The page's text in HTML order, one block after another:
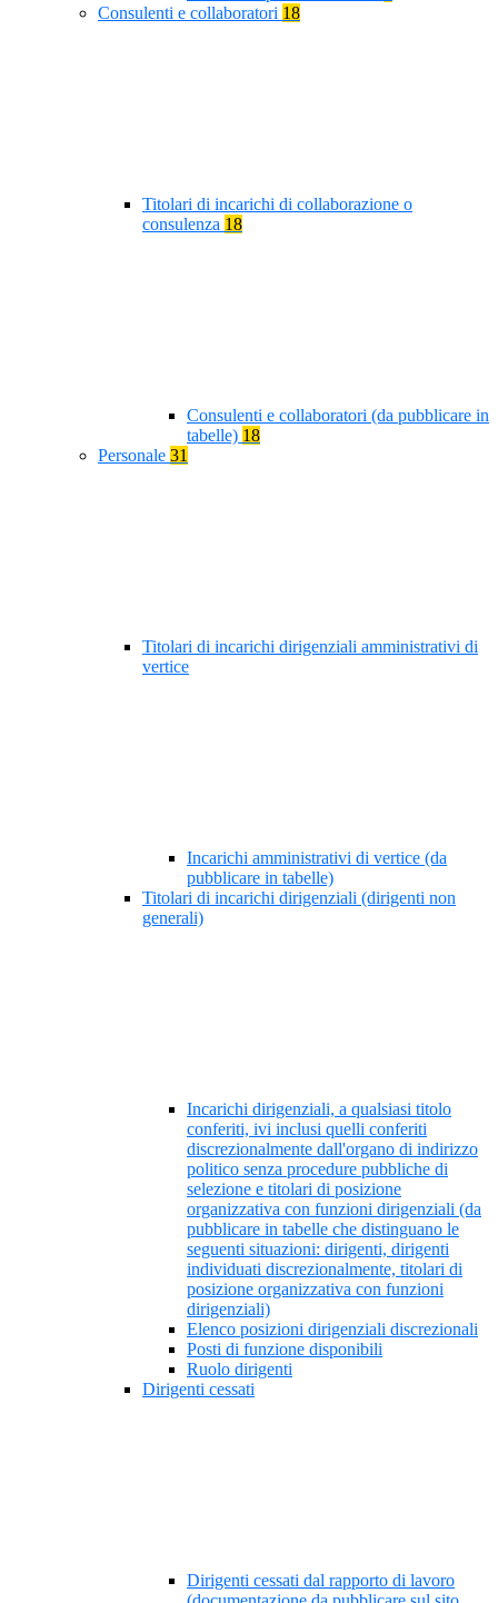
Consulenti e collaboratori 18
Titolari di incarichi di collaborazione o
consulenza 18
Consulenti e collaboratori (da pubblicare in
tabelle) 18
Personale 31
Titolari di incarichi dirigenziali amministrativi di
vertice
Incarichi amministrativi di vertice (da
pubblicare in tabelle)
Titolari di incarichi dirigenziali (dirigenti non
generali)
Incarichi dirigenziali, a qualsiasi titolo
conferiti, ivi inclusi quelli conferiti
discrezionalmente dall'organo di indirizzo
politico senza procedure pubbliche di
selezione e titolari di posizione
organizzativa con funzioni dirigenziali (da
pubblicare in tabelle che distinguano le
seguenti situazioni: dirigenti, dirigenti
individuati discrezionalmente, titolari di
posizione organizzativa con funzioni
dirigenziali)
Elenco posizioni dirigenziali discrezionali
Posti di funzione disponibili
Ruolo dirigenti
Dirigenti cessati
Dirigenti cessati dal rapporto di lavoro